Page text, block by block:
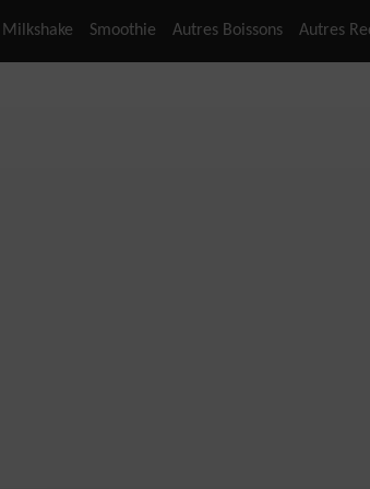
Milkshake Smoothie Autres Boissons Autres